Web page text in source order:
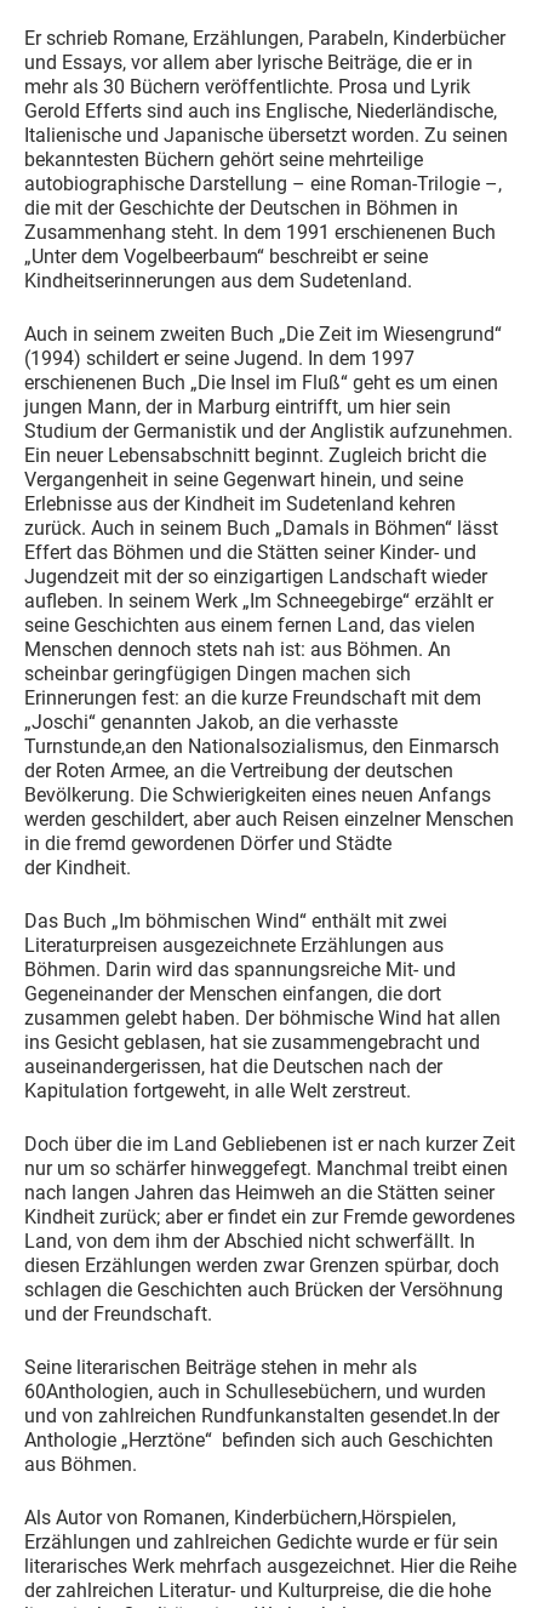
Er schrieb Romane, Erzählungen, Parabeln, Kinderbücher
und Essays, vor allem aber lyrische Beiträge, die er in
mehr als 30 Büchern veröffentlichte. Prosa und Lyrik
Gerold Efferts sind auch ins Englische, Niederländische,
Italienische und Japanische übersetzt worden. Zu seinen
bekanntesten Büchern gehört seine mehrteilige
autobiographische Darstellung – eine Roman-Trilogie –,
die mit der Geschichte der Deutschen in Böhmen in
Zusammenhang steht. In dem 1991 erschienenen Buch
„Unter dem Vogelbeerbaum“ beschreibt er seine
Kindheitserinnerungen aus dem Sudetenland.
Auch in seinem zweiten Buch „Die Zeit im Wiesengrund“
(1994) schildert er seine Jugend. In dem 1997
erschienenen Buch „Die Insel im Fluß“ geht es um einen
jungen Mann, der in Marburg eintrifft, um hier sein
Studium der Germanistik und der Anglistik aufzunehmen.
Ein neuer Lebensabschnitt beginnt. Zugleich bricht die
Vergangenheit in seine Gegenwart hinein, und seine
Erlebnisse aus der Kindheit im Sudetenland kehren
zurück. Auch in seinem Buch „Damals in Böhmen“ lässt
Effert das Böhmen und die Stätten seiner Kinder- und
Jugendzeit mit der so einzigartigen Landschaft wieder
aufleben. In seinem Werk „Im Schneegebirge“ erzählt er
seine Geschichten aus einem fernen Land, das vielen
Menschen dennoch stets nah ist: aus Böhmen. An
scheinbar geringfügigen Dingen machen sich
Erinnerungen fest: an die kurze Freundschaft mit dem
„Joschi“ genannten Jakob, an die verhasste
Turnstunde,an den Nationalsozialismus, den Einmarsch
der Roten Armee, an die Vertreibung der deutschen
Bevölkerung. Die Schwierigkeiten eines neuen Anfangs
werden geschildert, aber auch Reisen einzelner Menschen
in die fremd gewordenen Dörfer und Städte
der Kindheit.
Das Buch „Im böhmischen Wind“ enthält mit zwei
Literaturpreisen ausgezeichnete Erzählungen aus
Böhmen. Darin wird das spannungsreiche Mit- und
Gegeneinander der Menschen einfangen, die dort
zusammen gelebt haben. Der böhmische Wind hat allen
ins Gesicht geblasen, hat sie zusammengebracht und
auseinandergerissen, hat die Deutschen nach der
Kapitulation fortgeweht, in alle Welt zerstreut.
Doch über die im Land Gebliebenen ist er nach kurzer Zeit
nur um so schärfer hinweggefegt. Manchmal treibt einen
nach langen Jahren das Heimweh an die Stätten seiner
Kindheit zurück; aber er findet ein zur Fremde gewordenes
Land, von dem ihm der Abschied nicht schwerfällt. In
diesen Erzählungen werden zwar Grenzen spürbar, doch
schlagen die Geschichten auch Brücken der Versöhnung
und der Freundschaft.
Seine literarischen Beiträge stehen in mehr als
60Anthologien, auch in Schullesebüchern, und wurden
und von zahlreichen Rundfunkanstalten gesendet.In der
Anthologie „Herztöne“ befinden sich auch Geschichten
aus Böhmen.
Als Autor von Romanen, Kinderbüchern,Hörspielen,
Erzählungen und zahlreichen Gedichte wurde er für sein
literarisches Werk mehrfach ausgezeichnet. Hier die Reihe
der zahlreichen Literatur- und Kulturpreise, die die hohe